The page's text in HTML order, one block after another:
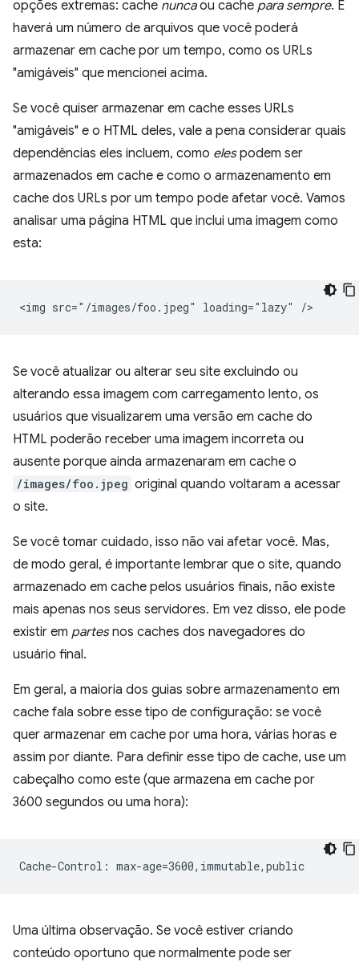
opções extremas: cache nuncaou cache para sempre. E
haverá um número de arquivos que você poderá
armazenar em cache por um tempo, como os URLs
"amigáveis" que mencionei acima.
Se você quiser armazenar em cache esses URLs
"amigáveis" e o HTML deles, vale a pena considerar quais
dependências eles incluem, como elespodem ser
armazenados em cache e como o armazenamento em
cache dos URLs por um tempo pode afetar você. Vamos
analisar uma página HTML que inclui uma imagem como
esta:
Se você atualizar ou alterar seu site excluindo ou
alterando essa imagem com carregamento lento, os
usuários que visualizarem uma versão em cache do
HTML poderão receber uma imagem incorreta ou
ausente porque ainda armazenaram em cache o
/images/foo.jpeg original quando voltaram a acessar
o site.
Se você tomar cuidado, isso não vai afetar você. Mas,
de modo geral, é importante lembrar que o site, quando
armazenado em cache pelos usuários finais, não existe
mais apenas nos seus servidores. Em vez disso, ele pode
existir em partesnos caches dos navegadores do
usuário final.
Em geral, a maioria dos guias sobre armazenamento em
cache fala sobre esse tipo de configuração: se você
quer armazenar em cache por uma hora, várias horas e
assim por diante. Para definir esse tipo de cache, use um
cabeçalho como este (que armazena em cache por
3600 segundos ou uma hora):
Uma última observação. Se você estiver criando
conteúdo oportuno que normalmente pode ser